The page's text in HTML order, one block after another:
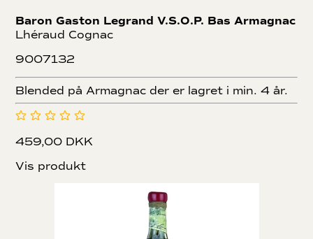
Baron Gaston Legrand V.S.O.P. Bas Armagnac
Lhéraud Cognac
9007132
Blended på Armagnac der er lagret i min. 4 år.
459,00 DKK
Vis produkt